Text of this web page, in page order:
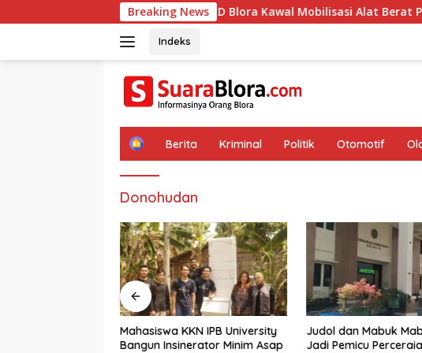
ke
Breaking News
DPRD Blora Kawal Mobilisasi Alat Berat Pertamina, DPUPR
Indeks
H
Berita Kriminal Politik Otomotif
Donohudan
Mahasiswa KKN IPB University
Bangun Insinerator Minim Asap
Judol dan Mabuk
Jadi Pemicu